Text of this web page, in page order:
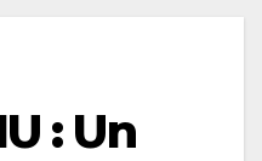
: Un